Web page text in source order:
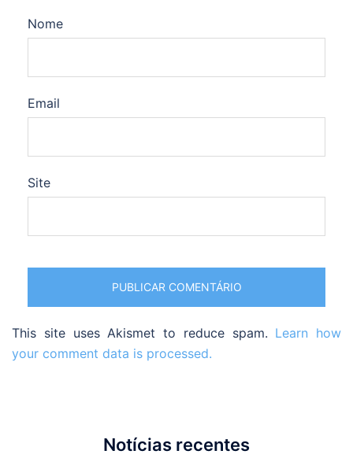
Nome
Email
Site
This site uses Akismet to reduce spam. Learn how
your comment data is processed.
Notícias recentes